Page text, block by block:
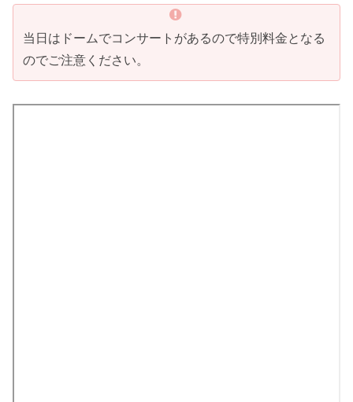
当日はドームでコンサートがあるので特別料金となる
のでご注意ください。